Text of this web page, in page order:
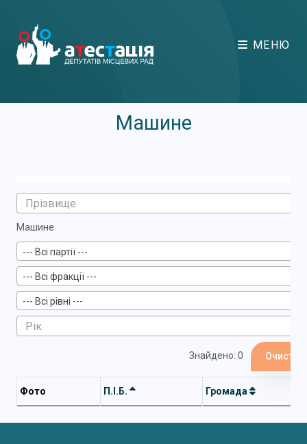
МЕНЮ
Машине
Машине
--- Всі партії ---
--- Всі фракції ---
--- Всі рівні ---
Знайдено: 0
Фото П.І.Б. Громада